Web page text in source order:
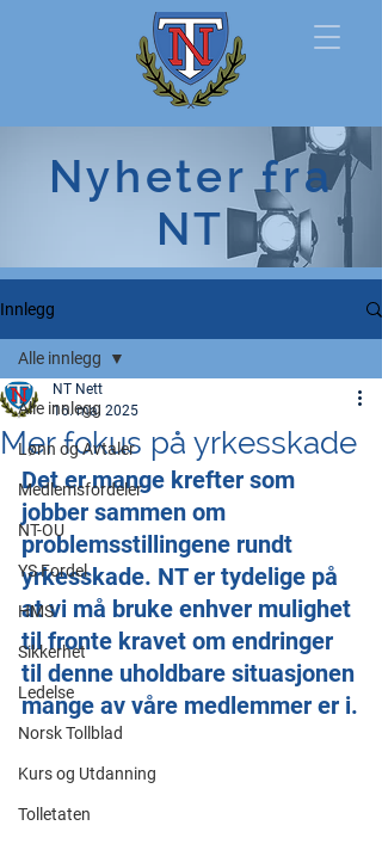
Tollerforbund
Nyheter fra
NT
Innlegg
Alle innlegg
Lønn og Avtaler
Medlemsfordeler
NT-OU
YS Fordel
HMS
Sikkerhet
Ledelse
Norsk Tollblad
Kurs og Utdanning
Tolletaten
Alle innlegg
Mer fokus på yrkesskade
NT Nett
16. mai 2025
Det er mange krefter som
jobber sammen om
problemsstillingene rundt
yrkesskade. NT er tydelige på
at vi må bruke enhver mulighet
til fronte kravet om endringer
til denne uholdbare situasjonen
mange av våre medlemmer er i.